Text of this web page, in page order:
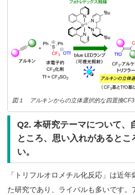
図１ アルキンからの立体選択的な四置換
Q2. 本研究テーマについて、
ところ、思い入れがあるとこ
い。
「トリフルオロメチル化反応」は近年
た研究であり、ライバルも多いです。